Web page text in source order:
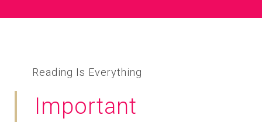
Reading Is Everything
Important